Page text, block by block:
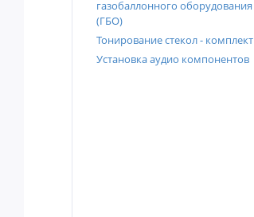
газобаллонного оборудования
(ГБО)
Тонирование стекол - комплект
Установка аудио компонентов